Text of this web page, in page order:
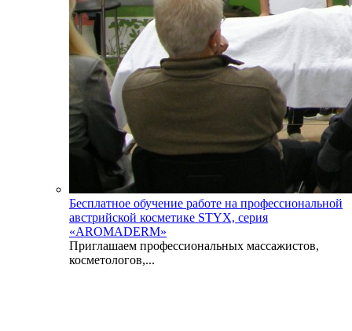
Бесплатное обучение работе на профессиональной
австрийской косметике STYX, серия
«AROMADERM»
Приглашаем профессиональных массажистов,
косметологов,...